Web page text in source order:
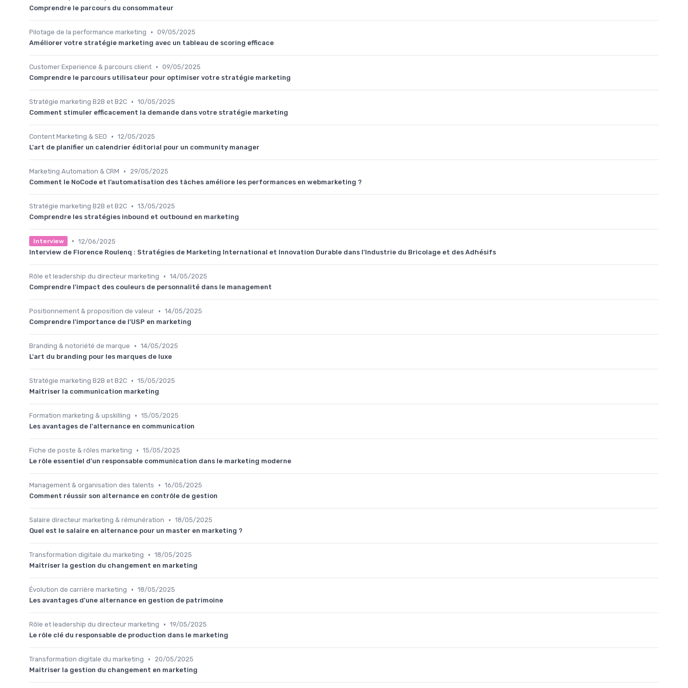
Comprendre le parcours du consommateur
Pilotage de la performance marketing • 09/05/2025
Améliorer votre stratégie marketing avec un tableau de scoring efficace
Customer Experience & parcours client • 09/05/2025
Comprendre le parcours utilisateur pour optimiser votre stratégie marketing
Stratégie marketing B2B et B2C • 10/05/2025
Comment stimuler efficacement la demande dans votre stratégie marketing
Content Marketing & SEO • 12/05/2025
L'art de planifier un calendrier éditorial pour un community manager
Marketing Automation & CRM •
29/05/2025
Comment le NoCode et l’automatisation des tâches améliore les performances en webmarketing ?
Stratégie marketing B2B et B2C • 13/05/2025
Comprendre les stratégies inbound et outbound en marketing
Interview • 12/06/2025
Interview de Florence Roulenq : Stratégies de Marketing International et Innovation Durable dans l'Industrie du Bricolage et des Adhésifs
Rôle et leadership du directeur marketing • 14/05/2025
Comprendre l'impact des couleurs de personnalité dans le management
Positionnement & proposition de valeur • 14/05/2025
Comprendre l'importance de l'USP en marketing
Branding & notoriété de marque • 14/05/2025
L'art du branding pour les marques de luxe
Stratégie marketing B2B et B2C • 15/05/2025
Maîtriser la communication marketing
Formation marketing & upskilling • 15/05/2025
Les avantages de l'alternance en communication
Fiche de poste & rôles marketing • 15/05/2025
Le rôle essentiel d'un responsable communication dans le marketing moderne
Management & organisation des talents • 16/05/2025
Comment réussir son alternance en contrôle de gestion
Salaire directeur marketing & rémunération • 18/05/2025
Quel est le salaire en alternance pour un master en marketing ?
Transformation digitale du marketing • 18/05/2025
Maîtriser la gestion du changement en marketing
Évolution de carrière marketing • 18/05/2025
Les avantages d'une alternance en gestion de patrimoine
Rôle et leadership du directeur marketing • 19/05/2025
Le rôle clé du responsable de production dans le marketing
Transformation digitale du marketing •
20/05/2025
Maîtriser la gestion du changement en marketing